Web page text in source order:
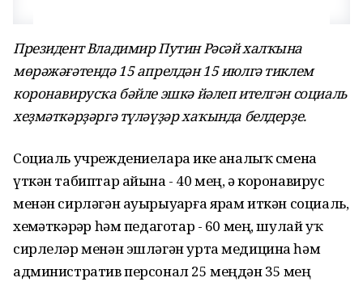
Президент Владимир Путин Рәсәй халҡына
мөрәжәғәтендә 15 апрелдән 15 июлгә тиклем
коронавирусҡа бәйле эшкә йәлеп ителгән социаль
хеҙмәткәрҙәргә түләүҙәр хаҡында белдерҙе.
Социаль учреждениеларҙа ике аҙналыҡ смена
үткән табиптар айына - 40 мең, ә коронавирус
менән сирләгән ауырыуҙарға ярҙам иткән социаль,
хеҙмәткәрҙәр һәм педаготар - 60 мең, шулай уҡ
сирлеләр менән эшләгән урта медицина һәм
административ персонал 25 меңдән 35 мең